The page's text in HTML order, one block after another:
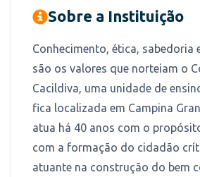
Sobre a Instituição
Conhecimento, ética, sabedoria
são os valores que norteiam o
Cacildiva, uma unidade de
fica localizada em Campina
atua há 40 anos com o
com a formação do cidadão
atuante na construção do bem